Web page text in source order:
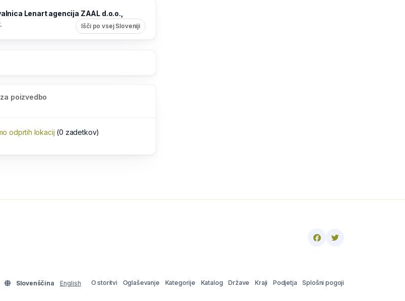
Lenart agencija ZAAL d.o.o.,
. Išči po vsej Sloveniji
poizvedbo
odprtih lokacij (0 zadetkov)
O storitvi Oglaševanje Kategorije Katalog Države Kraji Podjetja Splošni pogoji
Slovenščina English